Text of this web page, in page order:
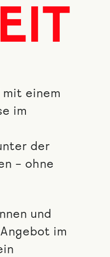
mit einem
im
der
– ohne
und
im